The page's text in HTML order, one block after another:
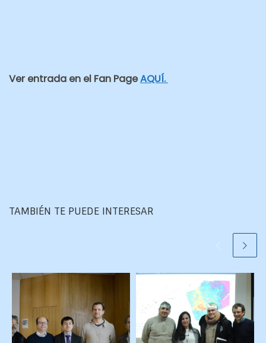
Ver entrada en el Fan PageAQUÍ.
TAMBIÉN TE PUEDE INTERESAR